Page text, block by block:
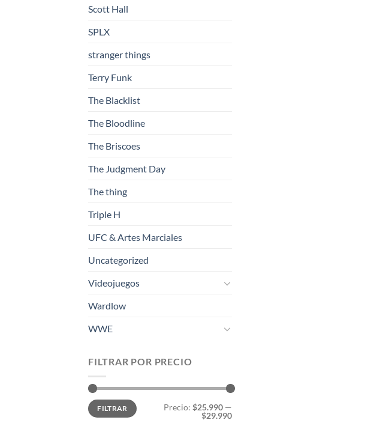
Scott Hall
SPLX
stranger things
Terry Funk
The Blacklist
The Bloodline
The Briscoes
The Judgment Day
The thing
Triple H
UFC & Artes Marciales
Uncategorized
Videojuegos
Wardlow
WWE
FILTRAR POR PRECIO
Precio
mínimo
Precio
máximo
FILTRAR Precio: $25.990 —
$29.990